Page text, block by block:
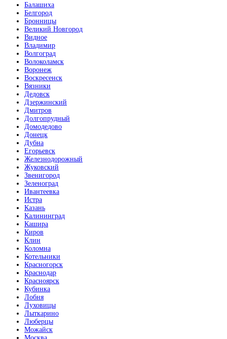
Балашиха
Белгород
Бронницы
Великий Новгород
Видное
Владимир
Волгоград
Волоколамск
Воронеж
Воскресенск
Вязники
Дедовск
Дзержинский
Дмитров
Долгопрудный
Домодедово
Донецк
Дубна
Егорьевск
Железнодорожный
Жуковский
Звенигород
Зеленоград
Ивантеевка
Истра
Казань
Калининград
Кашира
Киров
Клин
Коломна
Котельники
Красногорск
Краснодар
Красноярск
Кубинка
Лобня
Луховицы
Лыткарино
Люберцы
Можайск